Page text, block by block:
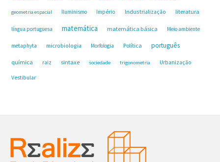
geometria espacial Iluminismo Império Industrialização literatura
língua portuguesa matemática matemática básica Meio ambiente
metaphyta microbiologia Morfologia Política português
química raiz sintaxe sociedade trigonometria Urbanização
Vestibular